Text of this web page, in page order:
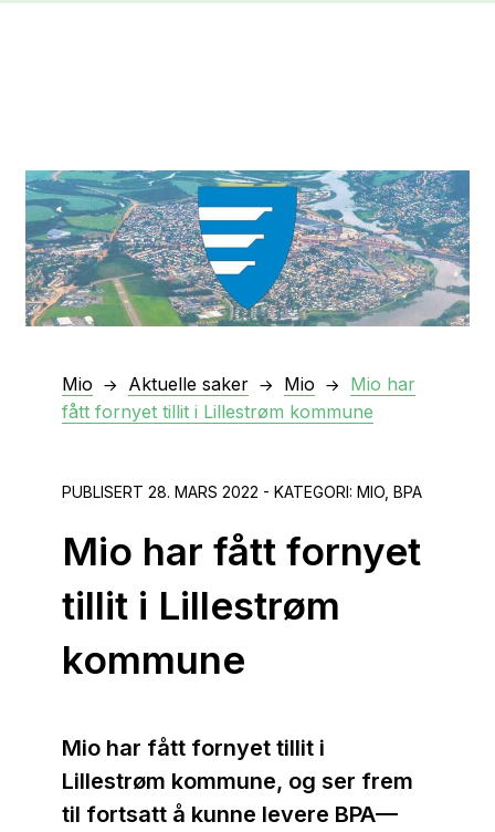
Mio Aktuelle saker Mio
Mio har
fått fornyet tillit i Lillestrøm kommune
PUBLISERT 28. MARS 2022 - KATEGORI: MIO, BPA
Mio har fått fornyet
tillit i Lillestrøm
kommune
Mio har fått fornyet tillit i
Lillestrøm kommune, og ser frem
til fortsatt å kunne levere BPA—